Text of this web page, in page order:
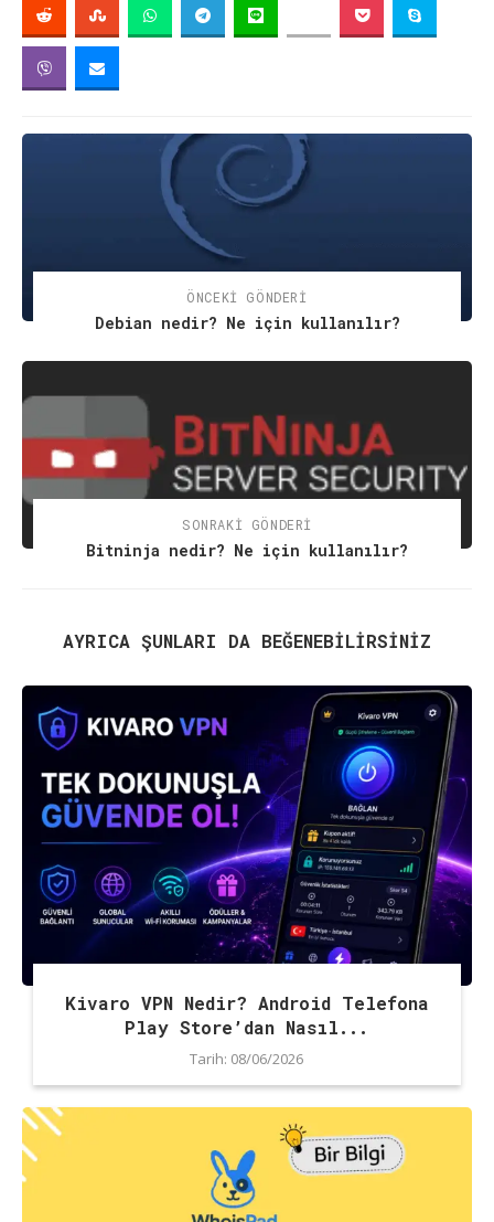
ÖNCEKI GÖNDERI
Debian nedir? Ne için kullanılır?
SONRAKI GÖNDERI
Bitninja nedir? Ne için kullanılır?
AYRICA ŞUNLARI DA BEĞENEBILIRSINIZ
Kivaro VPN Nedir? Android Telefona
Play Store’dan Nasıl...
Tarih: 08/06/2026